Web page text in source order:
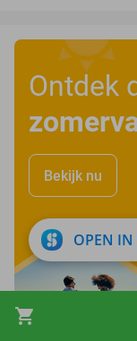
shopping_cart
Ontdek
Bekijk nu
OPEN IN